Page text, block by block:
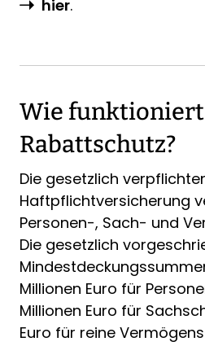
hier.
Wie
Rabattschutz?
Die gesetzlich
Haftpflichtversicherung
Personen-, Sach- und
Die gesetzlich
Millionen Euro für
Millionen Euro für
Euro für reine